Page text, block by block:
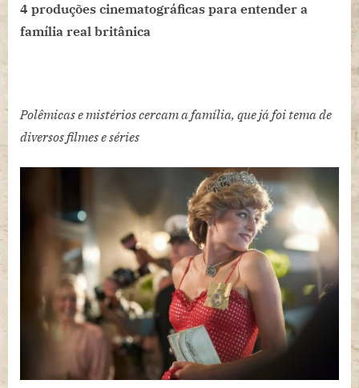
cinematográficas
britânica
4 produções cinematográficas para entender a
família real britânica
Polêmicas e mistérios cercam a família, que já foi tema de
diversos filmes e séries